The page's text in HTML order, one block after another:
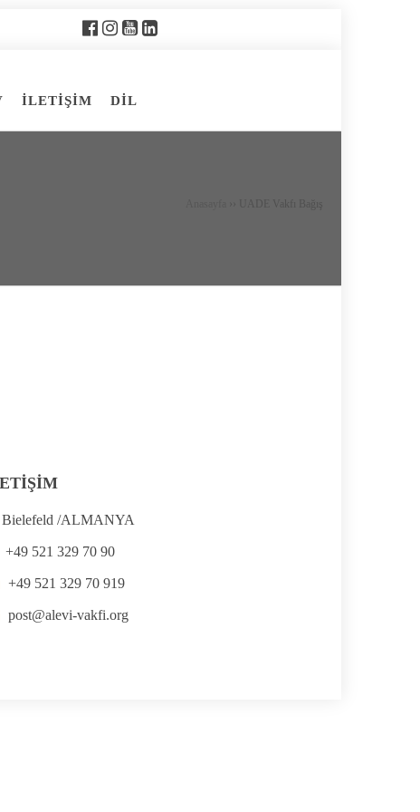
İLETİŞİM DİL
›› UADE Vakfı Bağış
Bielefeld /ALMANYA
+49 521 329 70 90
+49 521 329 70 919
post@alevi-vakfi.org